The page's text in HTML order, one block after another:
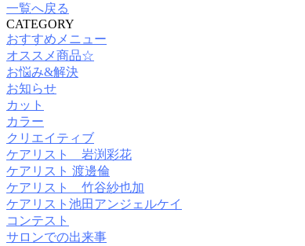
一覧へ戻る
CATEGORY
おすすめメニュー
オススメ商品☆
お悩み&解決
お知らせ
カット
カラー
クリエイティブ
ケアリスト 岩渕彩花
ケアリスト 渡邊倫
ケアリスト 竹谷紗也加
ケアリスト池田アンジェルケイ
コンテスト
サロンでの出来事